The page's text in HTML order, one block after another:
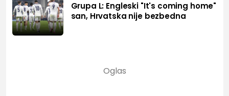
Grupa L: Engleski "It's coming home"
san, Hrvatska nije bezbedna